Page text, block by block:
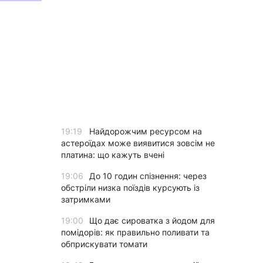
19:19
Найдорожчим ресурсом на
астероїдах може виявитися зовсім не
платина: що кажуть вчені
19:06
До 10 годин спізнення: через
обстріли низка поїздів курсують із
затримками
19:00
Що дає сироватка з йодом для
помідорів: як правильно поливати та
обприскувати томати